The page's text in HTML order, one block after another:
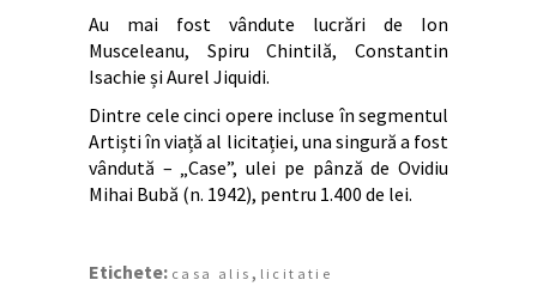
Au mai fost vândute lucrări de Ion
Musceleanu, Spiru Chintilă, Constantin
Isachie și Aurel Jiquidi.
Dintre cele cinci opere incluse în segmentul
Artiști în viață al licitației, una singură a fost
vândută – „Case”, ulei pe pânză deOvidiu
Mihai Bubă (n. 1942), pentru 1.400 de lei.
Etichete: casa alis , licitatie